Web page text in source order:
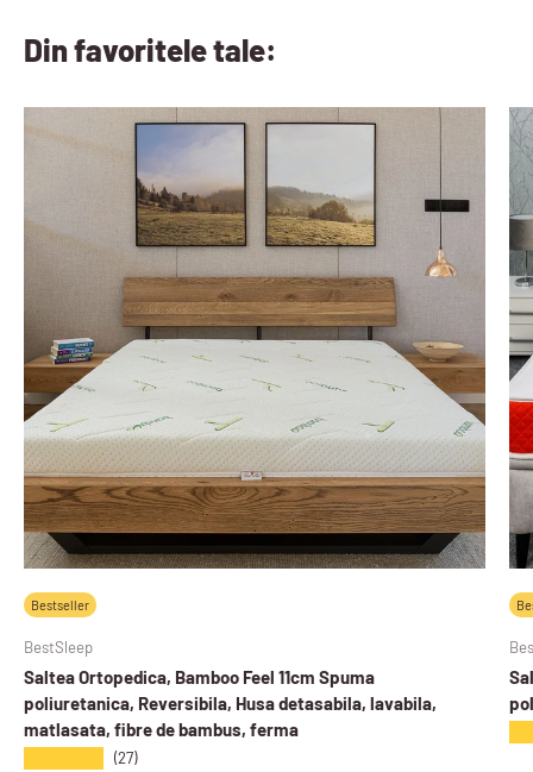
Din favoritele tale:
Bestseller
BestSleep
Saltea Ortopedica, Bamboo Feel 11cm Spuma
poliuretanica, Reversibila, Husa detasabila, lavabila,
matlasata, fibre de bambus, ferma
(27)